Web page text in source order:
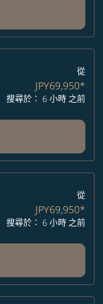
從
JPY69,950*
搜尋於： 6 小時 之前
從
JPY69,950*
搜尋於： 6 小時 之前